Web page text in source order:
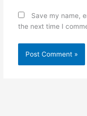
Save my name,
the next time I